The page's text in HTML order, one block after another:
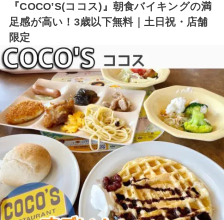
『COCO’S(ココス)』朝食バイキングの満
足感が高い！3歳以下無料｜土日祝・店舗
限定